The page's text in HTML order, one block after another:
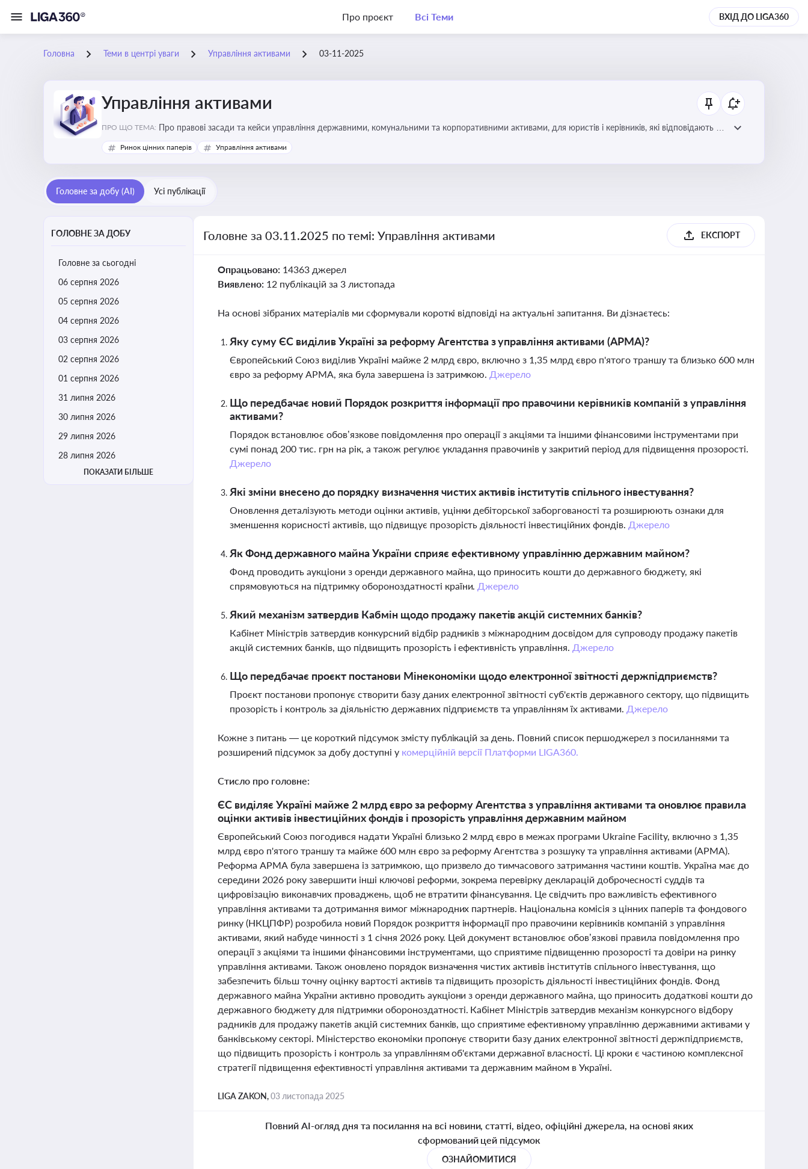
Про проєкт Всі Теми ВХІД ДО LIGA360
Головна Теми в центрі уваги Управління активами 03-11-2025
Управління активами
ПРО ЩО ТЕМА: Про правові засади та кейси управління державними, комунальними та корпоративними активами, для юристів і керівників, які відповідають за
збереження та ефективне використання майна підприємств і держави
Ринок цінних паперів Управління активами
Головне за добу (AI) Усі публікації
ГОЛОВНЕ ЗА ДОБУ
Головне за сьогодні
06 серпня 2026
05 серпня 2026
04 серпня 2026
03 серпня 2026
02 серпня 2026
01 серпня 2026
31 липня 2026
30 липня 2026
29 липня 2026
28 липня 2026
ПОКАЗАТИ БІЛЬШЕ
Головне за 03.11.2025 по темі: Управління активами ЕКСПОРТ
Опрацьовано: 14363 джерел
Виявлено: 12 публікацій за 3 листопада
На основі зібраних матеріалів ми сформували короткі відповіді на актуальні запитання. Ви дізнаєтесь:
Яку суму ЄС виділив Україні за реформу Агентства з управління активами (АРМА)?
Європейський Союз виділив Україні майже 2 млрд євро, включно з 1,35 млрд євро п'ятого траншу та близько 600 млн
євро за реформу АРМА, яка була завершена із затримкою. Джерело
Що передбачає новий Порядок розкриття інформації про правочини керівників компаній з управління
активами?
Порядок встановлює обов’язкове повідомлення про операції з акціями та іншими фінансовими інструментами при
сумі понад 200 тис. грн на рік, а також регулює укладання правочинів у закритий період для підвищення прозорості.
Джерело
Які зміни внесено до порядку визначення чистих активів інститутів спільного інвестування?
Оновлення деталізують методи оцінки активів, уцінки дебіторської заборгованості та розширюють ознаки для
зменшення корисності активів, що підвищує прозорість діяльності інвестиційних фондів. Джерело
Як Фонд державного майна України сприяє ефективному управлінню державним майном?
Фонд проводить аукціони з оренди державного майна, що приносить кошти до державного бюджету, які
спрямовуються на підтримку обороноздатності країни. Джерело
Який механізм затвердив Кабмін щодо продажу пакетів акцій системних банків?
Кабінет Міністрів затвердив конкурсний відбір радників з міжнародним досвідом для супроводу продажу пакетів
акцій системних банків, що підвищить прозорість і ефективність управління. Джерело
Що передбачає проєкт постанови Мінекономіки щодо електронної звітності держпідприємств?
Проєкт постанови пропонує створити базу даних електронної звітності суб'єктів державного сектору, що підвищить
прозорість і контроль за діяльністю державних підприємств та управлінням їх активами. Джерело
Кожне з питань — це короткий підсумок змісту публікацій за день. Повний список першоджерел з посиланнями та
розширений підсумок за добу доступні у комерційній версії Платформи LIGA360.
Стисло про головне:
ЄС виділяє Україні майже 2 млрд євро за реформу Агентства з управління активами та оновлює правила
оцінки активів інвестиційних фондів і прозорість управління державним майном
Європейський Союз погодився надати Україні близько 2 млрд євро в межах програми Ukraine Facility, включно з 1,35
млрд євро п'ятого траншу та майже 600 млн євро за реформу Агентства з розшуку та управління активами (АРМА).
Реформа АРМА була завершена із затримкою, що призвело до тимчасового затримання частини коштів. Україна має до
середини 2026 року завершити інші ключові реформи, зокрема перевірку декларацій доброчесності суддів та
цифровізацію виконавчих проваджень, щоб не втратити фінансування. Це свідчить про важливість ефективного
управління активами та дотримання вимог міжнародних партнерів. Національна комісія з цінних паперів та фондового
ринку (НКЦПФР) розробила новий Порядок розкриття інформації про правочини керівників компаній з управління
активами, який набуде чинності з 1 січня 2026 року. Цей документ встановлює обов’язкові правила повідомлення про
операції з акціями та іншими фінансовими інструментами, що сприятиме підвищенню прозорості та довіри на ринку
управління активами. Також оновлено порядок визначення чистих активів інститутів спільного інвестування, що
забезпечить більш точну оцінку вартості активів та підвищить прозорість діяльності інвестиційних фондів. Фонд
державного майна України активно проводить аукціони з оренди державного майна, що приносить додаткові кошти до
державного бюджету для підтримки обороноздатності. Кабінет Міністрів затвердив механізм конкурсного відбору
радників для продажу пакетів акцій системних банків, що сприятиме ефективному управлінню державними активами у
банківському секторі. Міністерство економіки пропонує створити базу даних електронної звітності держпідприємств,
що підвищить прозорість і контроль за управлінням об'єктами державної власності. Ці кроки є частиною комплексної
стратегії підвищення ефективності управління активами та державним майном в Україні.
LIGA ZAKON,03 листопада 2025
Повний AI-огляд дня та посилання на всі новини, статті, відео, офіційні джерела, на основі яких
сформований цей підсумок
ОЗНАЙОМИТИСЯ